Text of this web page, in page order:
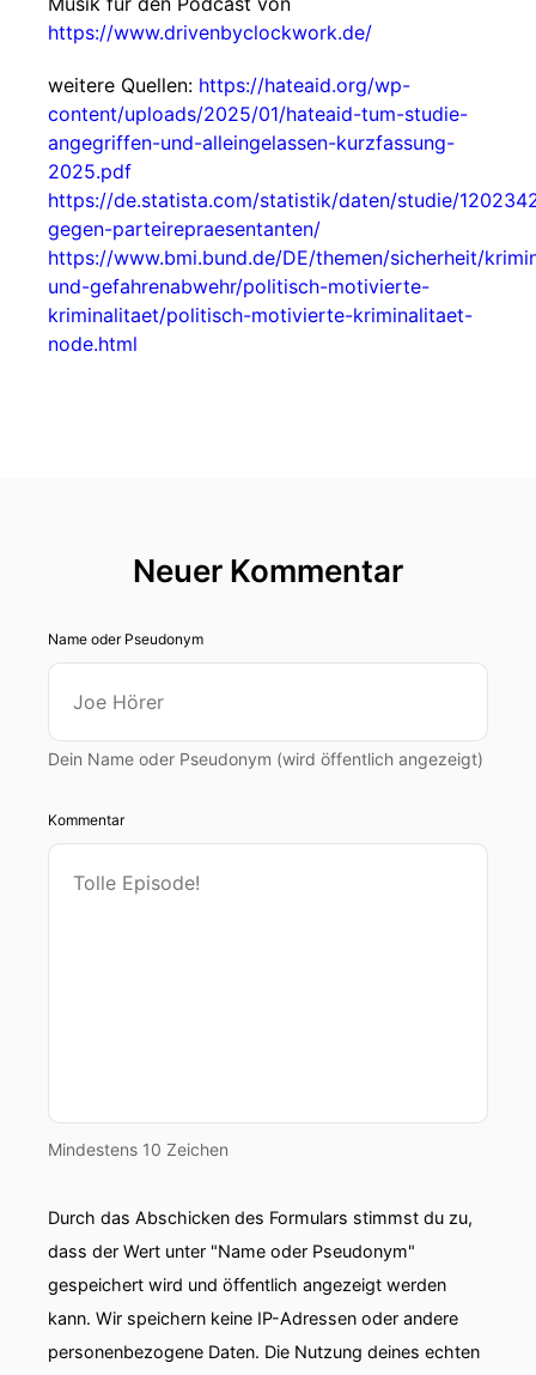
https://www.drivenbyclockwork.de/
weitere Quellen: https://hateaid.org/wp-
content/uploads/2025/01/hateaid-tum-studie-
angegriffen-und-alleingelassen-kurzfassung-
2025.pdf
https://de.statista.com/statistik/daten/studie/
gegen-parteirepraesentanten/
https://www.bmi.bund.de/DE/themen/sicherheit/
und-gefahrenabwehr/politisch-motivierte-
kriminalitaet/politisch-motivierte-kriminalitaet-
node.html
Neuer Kommentar
Name oder Pseudonym
Dein Name oder Pseudonym (wird öffentlich angezeigt)
Kommentar
Mindestens 10 Zeichen
Durch das Abschicken des Formulars stimmst du zu,
dass der Wert unter "Name oder Pseudonym"
gespeichert wird und öffentlich angezeigt werden
kann. Wir speichern keine IP-Adressen oder andere
personenbezogene Daten. Die Nutzung deines echten